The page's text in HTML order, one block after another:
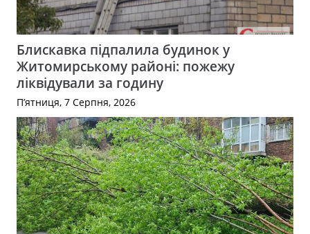
Блискавка підпалила будинок у
Житомирському районі: пожежу
ліквідували за годину
П’ятниця, 7 Серпня, 2026